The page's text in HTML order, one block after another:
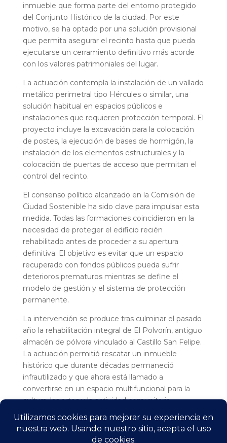
inmueble que forma parte del entorno protegido
del Conjunto Histórico de la ciudad. Por este
motivo, se ha optado por una solución provisional
que permita asegurar el recinto hasta que pueda
ejecutarse un cerramiento definitivo más acorde
con los valores patrimoniales del lugar.
La actuación contempla la instalación de un vallado
metálico perimetral tipo Hércules o similar, una
solución habitual en espacios públicos e
instalaciones que requieren protección temporal. El
proyecto incluye la excavación para la colocación
de postes, la ejecución de bases de hormigón, la
instalación de los elementos estructurales y la
colocación de puertas de acceso que permitan el
control del recinto.
El consenso político alcanzado en la Comisión de
Ciudad Sostenible ha sido clave para impulsar esta
medida. Todas las formaciones coincidieron en la
necesidad de proteger el edificio recién
rehabilitado antes de proceder a su apertura
definitiva. El objetivo es evitar que un espacio
recuperado con fondos públicos pueda sufrir
deterioros prematuros mientras se define el
modelo de gestión y el sistema de protección
permanente.
La intervención se produce tras culminar el pasado
año la rehabilitación integral de El Polvorín, antiguo
almacén de pólvora vinculado al Castillo San Felipe.
La actuación permitió rescatar un inmueble
histórico que durante décadas permaneció
infrautilizado y que ahora está llamado a
convertirse en un espacio multifuncional para la
cultura, las artes y la actividad comunitaria.